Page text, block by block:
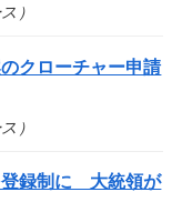
）
クローチャー申請
）
登録制に 大統領が